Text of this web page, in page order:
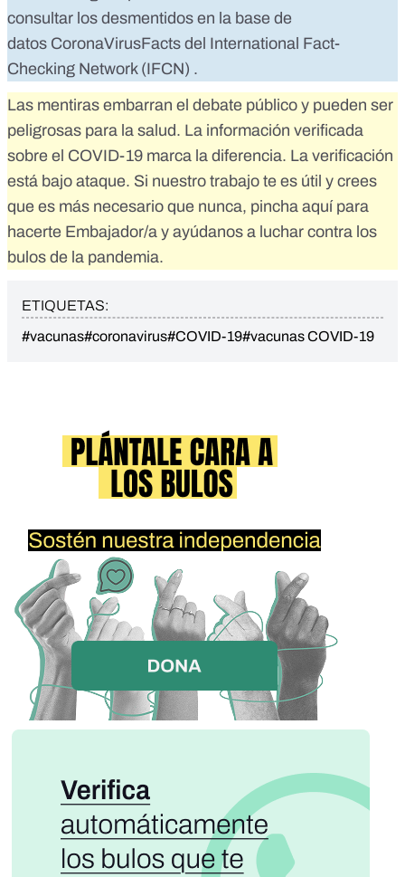
consultar los desmentidos en la base de
datos CoronaVirusFacts del International Fact-
Checking Network (IFCN) .
Las mentiras embarran el debate público y pueden ser
peligrosas para la salud. La información verificada
sobre el COVID-19 marca la diferencia. La verificación
está bajo ataque. Si nuestro trabajo te es útil y crees
que es más necesario que nunca, pincha aquí para
hacerte Embajador/a y ayúdanos a luchar contra los
bulos de la pandemia.
ETIQUETAS:
#vacunas#coronavirus#COVID-19#vacunas COVID-19